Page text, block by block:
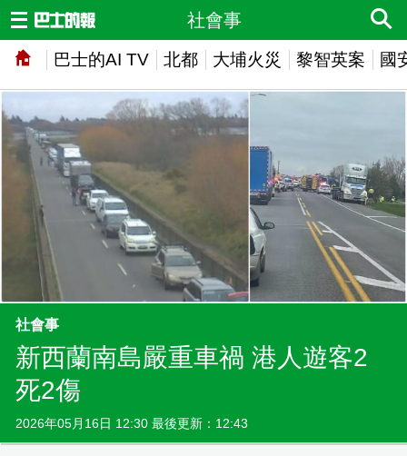
巴士的AI TV 北都 大埔火災 黎智英案 國
社會事
社會事
新西蘭南島嚴重車禍 港人遊客2
死2傷
2026年05月16日 12:30 最後更新：12:43